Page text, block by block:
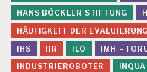
HANS BÖCKLER STIFTUNG
HÄUFIGKEIT DER EVALUIERUNG
IHS
IIR ILO
IMH –
INDUSTRIEROBOTER
INQUA